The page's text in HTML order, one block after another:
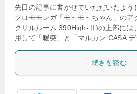
先日の記事に書かせていただいたよう
クロモモンガ「モ～モ～ちゃん」のア
クリルルーム 390High-Ⅱ)の上部には
用して「暖突」と「マルカン CASA
続きを読む